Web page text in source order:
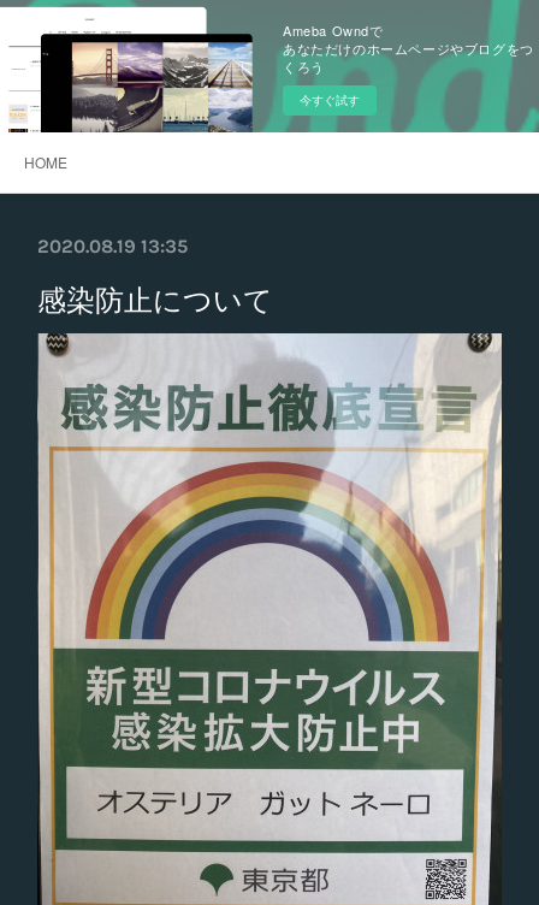
Ameba Owndで
あなただけのホームページやブログをつ
くろう
今すぐ試す
HOME
2020.08.19 13:35
感染防止について